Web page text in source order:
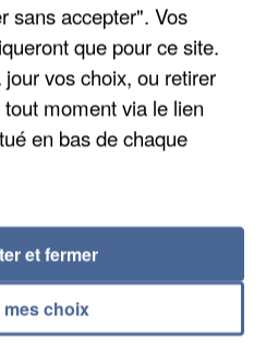
SUPPOSÉS DE LA DZ
ALGÉRIE
sans accepter". Vos
que pour ce site.
vos choix, ou retirer
moment via le lien
en bas de chaque
mes choix
et fermer